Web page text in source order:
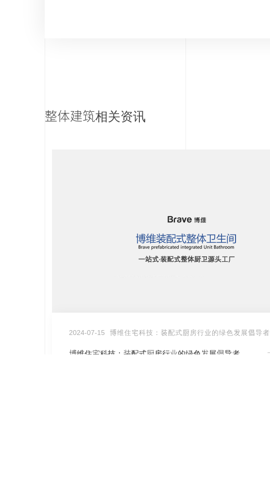
整体建筑相关资讯
2024-07-15 博维住宅科技：装配式厨房行业的绿色发展倡导者
博维住宅科技：装配式厨房行业的绿色发展倡导者